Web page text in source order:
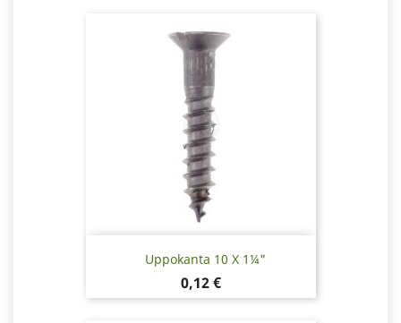
Uppokanta 10 X 1¼"
Hinta
0,12 €